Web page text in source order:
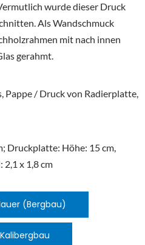
wurde dieser Druck
Als Wandschmuck
mit nach innen
gerahmt.
Pappe / Druck von Radierplatte,
Druckplatte: Höhe: 15 cm,
2,1 x 1,8 cm
(Bergbau)
Kalibergbau